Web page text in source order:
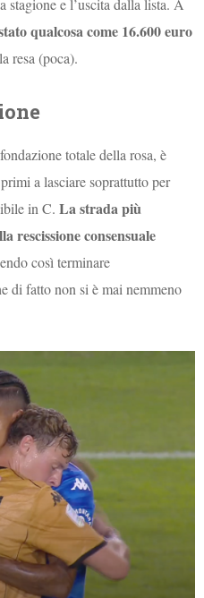
stagione e l’uscita dalla lista. A
qualcosa come 16.600 euro
resa (poca).
totale della rosa, è
a lasciare soprattutto per
in C.La strada più
rescissione consensuale
così terminare
di fatto non si è mai nemmeno